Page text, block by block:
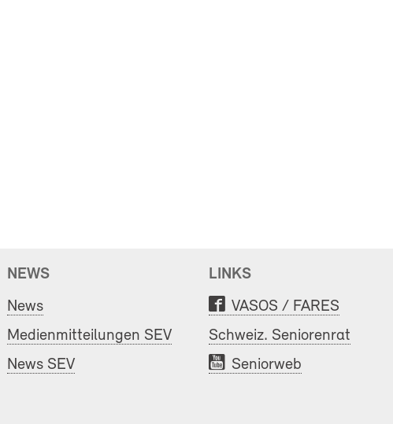
NEWS
News
Medienmitteilungen SEV
News SEV
LINKS
VASOS / FARES
Schweiz. Seniorenrat
Seniorweb